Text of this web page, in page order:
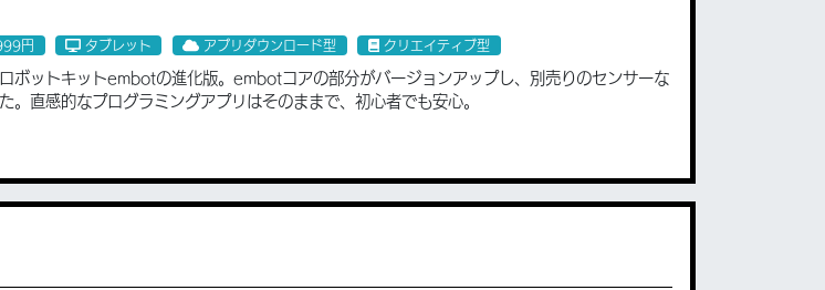
円 タブレット アプリダウンロード型 クリエイティブ型
ボットキットembotの進化版。embotコアの部分がバージョンアップし、別売りのセンサーな
。直感的なプログラミングアプリはそのままで、初心者でも安心。